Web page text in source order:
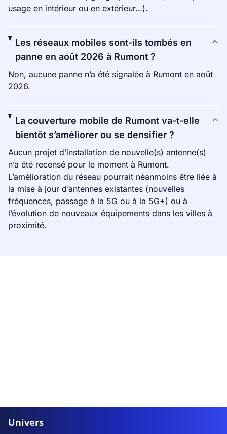
usage en intérieur ou en extérieur…).
Les réseaux mobiles sont-ils tombés en
panne en août 2026 à Rumont ?
Non, aucune panne n’a été signalée à Rumont en août
2026.
La couverture mobile de Rumont va-t-elle
bientôt s’améliorer ou se densifier ?
Aucun projet d’installation de nouvelle(s) antenne(s)
n’a été recensé pour le moment à Rumont.
L’amélioration du réseau pourrait néanmoins être liée à
la mise à jour d’antennes existantes (nouvelles
fréquences, passage à la 5G ou à la 5G+) ou à
l’évolution de nouveaux équipements dans les villes à
proximité.
Univers